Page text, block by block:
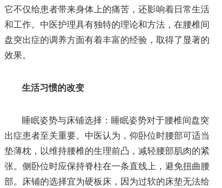
它不仅给患者带来身体上的痛苦，还影响着日常生活
和工作。中医护理具有独特的理论和方法，在腰椎间
盘突出症的调养方面有着丰富的经验，取得了显著的
效果。
生活习惯的改变
睡眠姿势与床铺选择：睡眠姿势对于腰椎间盘突
出症患者至关重要。中医认为，仰卧位时腰部可适当
垫薄枕，以维持腰椎的生理前凸，减轻腰部肌肉的紧
张。侧卧位时应保持脊柱在一条直线上，避免扭曲腰
部。床铺的选择宜为硬板床，因为过软的床垫无法给